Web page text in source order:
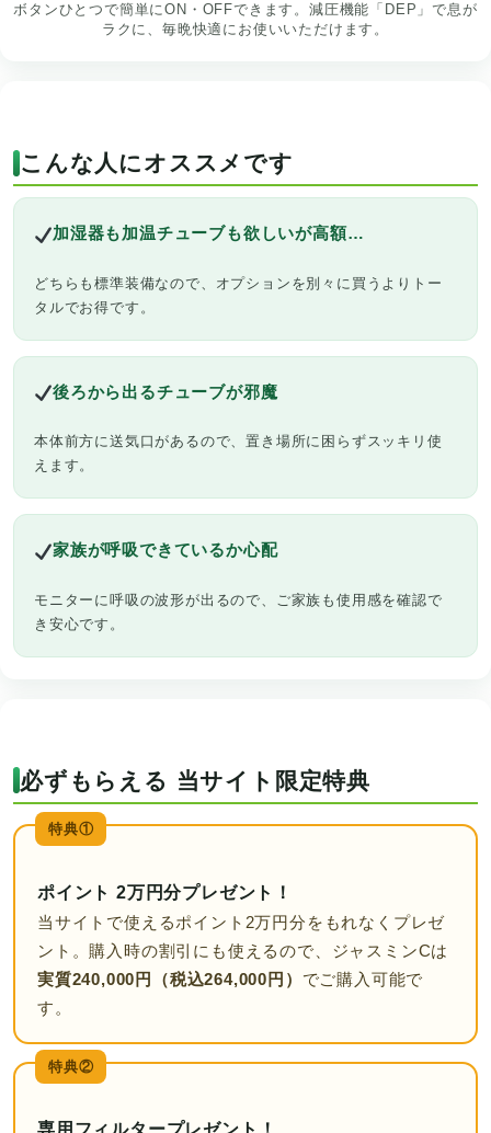
ボタンひとつで簡単にON・OFFできます。減圧機能「DEP」で息が
ラクに、毎晩快適にお使いいただけます。
こんな人にオススメです
加湿器も加温チューブも欲しいが高額…
どちらも標準装備なので、オプションを別々に買うよりトー
タルでお得です。
後ろから出るチューブが邪魔
本体前方に送気口があるので、置き場所に困らずスッキリ使
えます。
家族が呼吸できているか心配
モニターに呼吸の波形が出るので、ご家族も使用感を確認で
き安心です。
必ずもらえる 当サイト限定特典
特典①
ポイント 2万円分プレゼント！
当サイトで使えるポイント2万円分をもれなくプレゼ
ント。購入時の割引にも使えるので、ジャスミンCは
実質240,000円（税込264,000円） でご購入可能で
す。
特典②
専用フィルタープレゼント！